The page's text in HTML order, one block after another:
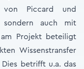
Piccard und
sondern auch mit
am Projekt beteiligt
Wissenstransfer
betrifft u.a. das